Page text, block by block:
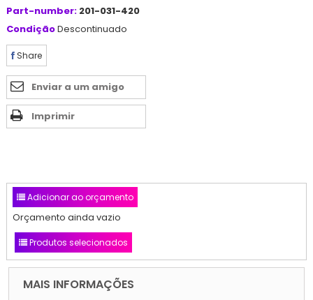
Part-number: 201-031-420
CondiçãoDescontinuado
Share
Enviar a um amigo
Imprimir
Adicionar ao orçamento
Orçamento ainda vazio
Produtos selecionados
MAIS INFORMAÇÕES